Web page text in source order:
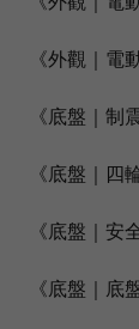
《外觀｜電
《底盤｜制
《底盤｜四
《底盤｜安
《底盤｜底